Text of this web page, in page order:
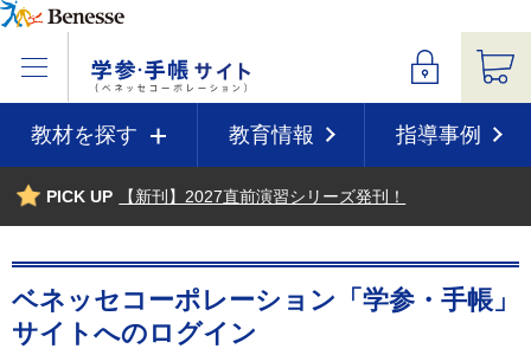
教材を探す 教育情報 指導事例
PICK UP 【新刊】2027直前演習シリーズ発刊！
ベネッセコーポレーション「学参・手帳」
サイトへのログイン